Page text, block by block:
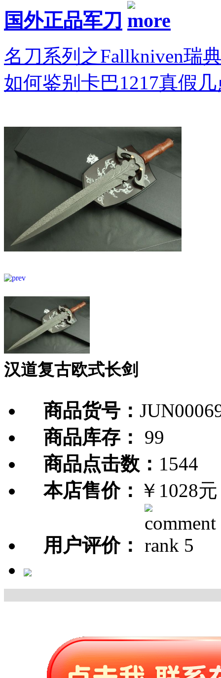
国外正品军刀
名刀系列之Fallkniven瑞
如何鉴别卡巴1217真假
汉道复古欧式长剑
商品货号：
商品库存：
99
商品点击数： 1544
本店售价： ￥1028元
用户评价：